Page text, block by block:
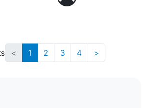
< 1 2 3 4 >